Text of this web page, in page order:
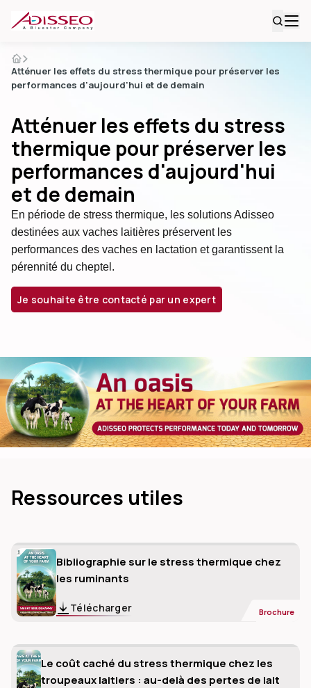
Atténuer les effets du stress thermique pour préserver les
performances d'aujourd'hui et de demain
Atténuer les effets du stress
thermique pour préserver les
performances d'aujourd'hui
et de demain
En période de stress thermique, les solutions Adisseo
destinées aux vaches laitières préservent les
performances des vaches en lactation et garantissent la
pérennité du cheptel.
Je souhaite être contacté par un expert
Ressources utiles
Bibliographie sur le stress thermique chez
les ruminants
Télécharger Brochure
Le coût caché du stress thermique chez les
troupeaux laitiers : au-delà des pertes de lait